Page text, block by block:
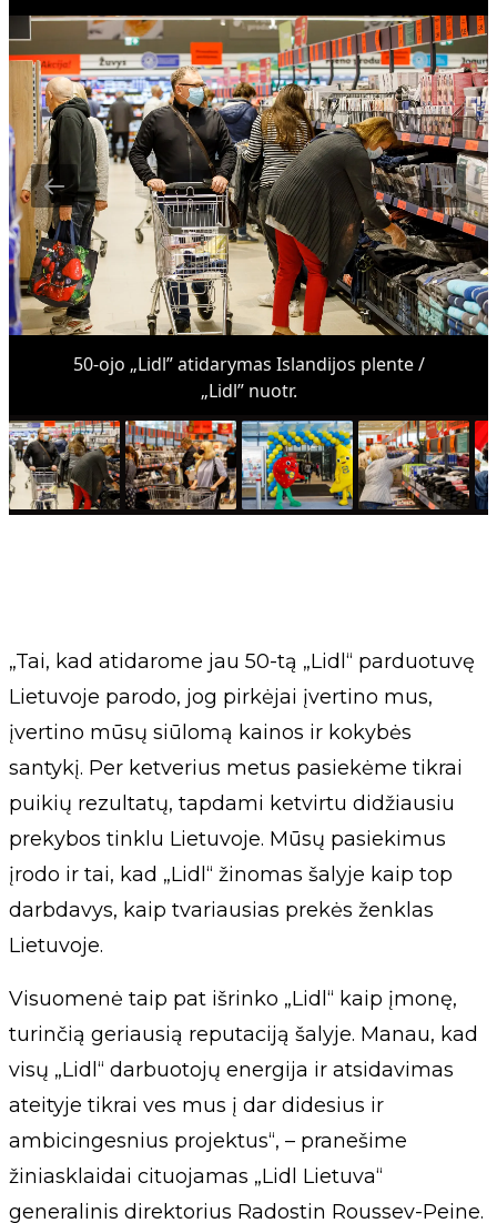
50-ojo „Lidl” atidarymas Islandijos plente /
„Lidl” nuotr.
„Tai, kad atidarome jau 50-tą „Lidl“ parduotuvę
Lietuvoje parodo, jog pirkėjai įvertino mus,
įvertino mūsų siūlomą kainos ir kokybės
santykį. Per ketverius metus pasiekėme tikrai
puikių rezultatų, tapdami ketvirtu didžiausiu
prekybos tinklu Lietuvoje. Mūsų pasiekimus
įrodo ir tai, kad „Lidl“ žinomas šalyje kaip top
darbdavys, kaip tvariausias prekės ženklas
Lietuvoje.
Visuomenė taip pat išrinko „Lidl“ kaip įmonę,
turinčią geriausią reputaciją šalyje. Manau, kad
visų „Lidl“ darbuotojų energija ir atsidavimas
ateityje tikrai ves mus į dar didesius ir
ambicingesnius projektus“, – pranešime
žiniasklaidai cituojamas „Lidl Lietuva“
generalinis direktorius Radostin Roussev-Peine.